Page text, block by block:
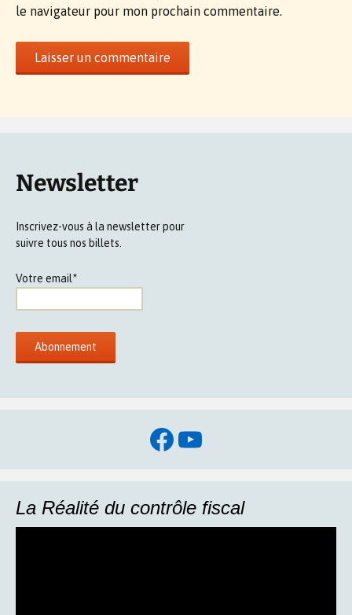
le navigateur pour mon prochain commentaire.
Newsletter
Inscrivez-vous à la newsletter pour
suivre tous nos billets.
Votre email*
Facebook
YouTube
La Réalité du contrôle fiscal